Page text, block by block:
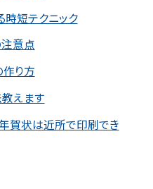
短テクニック
意点
り方
えます
賀状は近所で印刷でき